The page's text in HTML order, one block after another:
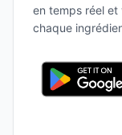
en temps réel
chaque